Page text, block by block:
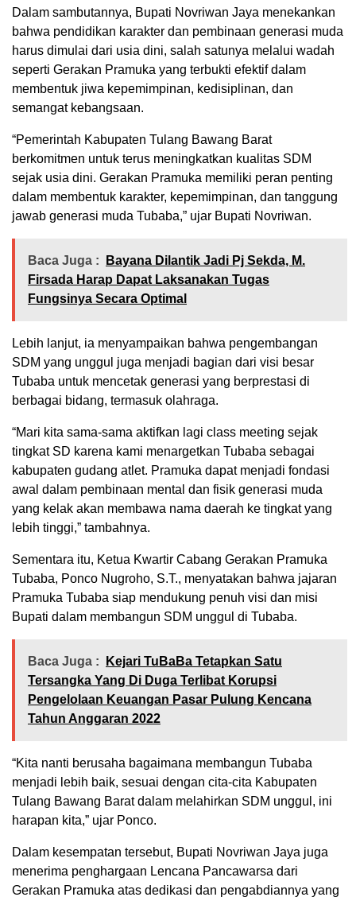
Dalam sambutannya, Bupati Novriwan Jaya menekankan
bahwa pendidikan karakter dan pembinaan generasi muda
harus dimulai dari usia dini, salah satunya melalui wadah
seperti Gerakan Pramuka yang terbukti efektif dalam
membentuk jiwa kepemimpinan, kedisiplinan, dan
semangat kebangsaan.
“Pemerintah Kabupaten Tulang Bawang Barat
berkomitmen untuk terus meningkatkan kualitas SDM
sejak usia dini. Gerakan Pramuka memiliki peran penting
dalam membentuk karakter, kepemimpinan, dan tanggung
jawab generasi muda Tubaba,” ujar Bupati Novriwan.
Baca Juga :
Bayana Dilantik Jadi Pj Sekda, M.
Firsada Harap Dapat Laksanakan Tugas
Fungsinya Secara Optimal
Lebih lanjut, ia menyampaikan bahwa pengembangan
SDM yang unggul juga menjadi bagian dari visi besar
Tubaba untuk mencetak generasi yang berprestasi di
berbagai bidang, termasuk olahraga.
“Mari kita sama-sama aktifkan lagi class meeting sejak
tingkat SD karena kami menargetkan Tubaba sebagai
kabupaten gudang atlet. Pramuka dapat menjadi fondasi
awal dalam pembinaan mental dan fisik generasi muda
yang kelak akan membawa nama daerah ke tingkat yang
lebih tinggi,” tambahnya.
Sementara itu, Ketua Kwartir Cabang Gerakan Pramuka
Tubaba, Ponco Nugroho, S.T., menyatakan bahwa jajaran
Pramuka Tubaba siap mendukung penuh visi dan misi
Bupati dalam membangun SDM unggul di Tubaba.
Baca Juga :
Kejari TuBaBa Tetapkan Satu
Tersangka Yang Di Duga Terlibat Korupsi
Pengelolaan Keuangan Pasar Pulung Kencana
Tahun Anggaran 2022
“Kita nanti berusaha bagaimana membangun Tubaba
menjadi lebih baik, sesuai dengan cita-cita Kabupaten
Tulang Bawang Barat dalam melahirkan SDM unggul, ini
harapan kita,” ujar Ponco.
Dalam kesempatan tersebut, Bupati Novriwan Jaya juga
menerima penghargaan Lencana Pancawarsa dari
Gerakan Pramuka atas dedikasi dan pengabdiannya yang